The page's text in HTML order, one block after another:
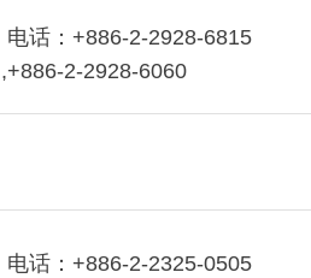
电话：+886-2-2928-6815
,+886-2-2928-6060
电话：+886-2-2325-0505